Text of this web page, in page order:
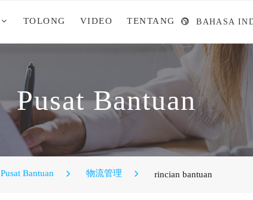
BAHASA
TOLONG VIDEO TENTANG
Pusat Bantuan
Pusat Bantuan 物流管理 rincian bantuan